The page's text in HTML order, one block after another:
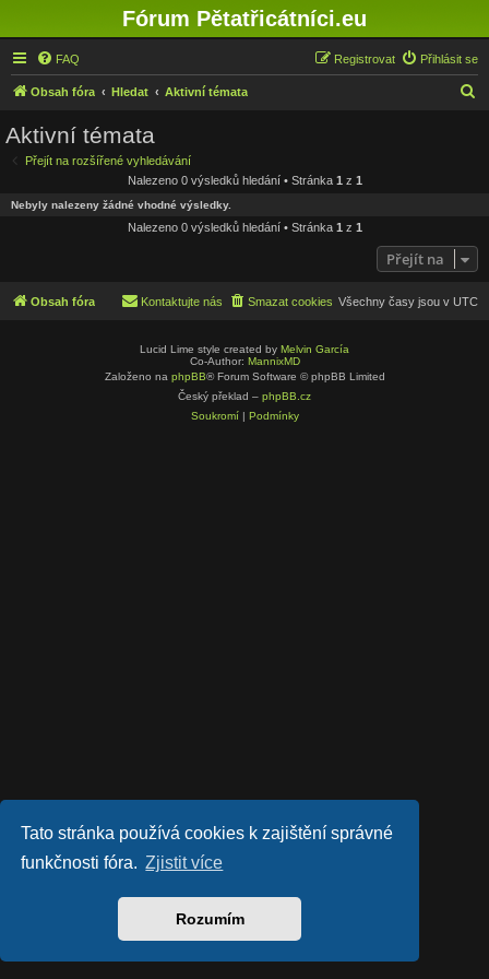
Tato stránka používá cookies k zajištění správné
funkčnosti fóra. Zjistit více
Rozumím
Fórum Pětatřicátníci.eu
FAQ Přihlásit se
Registrovat
Obsah fóra Hledat Aktivní témata
Aktivní témata
Přejít na rozšířené vyhledávání
Nalezeno 0 výsledků hledání • Stránka 1 z 1
Nebyly nalezeny žádné vhodné výsledky.
Nalezeno 0 výsledků hledání • Stránka 1 z 1
Přejít na
Obsah fóra Všechny časy jsou v UTC
Smazat cookies
Kontaktujte nás
Lucid Lime style created by Melvin García
Co-Author: MannixMD
Založeno na phpBB® Forum Software © phpBB Limited
Český překlad – phpBB.cz
Soukromí| Podmínky